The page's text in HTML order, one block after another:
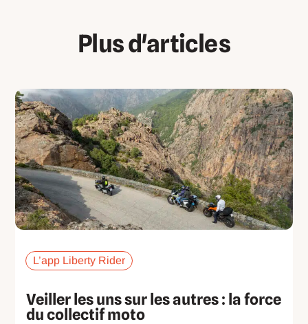
Plus d'articles
L’app Liberty Rider
Veiller les uns sur les autres : la force
du collectif moto